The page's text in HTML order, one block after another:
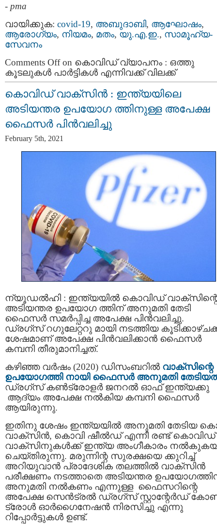
- pma
വായിക്കുക: covid-19, അബുദാബി, ആഘോഷം,
ആരോഗ്യം, നിയമം, മതം, യു.എ.ഇ., സാമൂഹ്യ-
സേവനം
Comments Offon കൊവിഡ് വ്യാപനം : ഒത്തു
കൂടലുകള്‍ പാര്‍ട്ടികള്‍ എന്നിവക്ക് വിലക്ക്
കൊവിഡ് വാക്‌സിൻ : ഇന്ത്യയിലെ
അടിയന്തര ഉപയോഗ ത്തിനുള്ള അപേക്ഷ
ഫൈസര്‍ പിന്‍വലിച്ചു
February 5th, 2021
ന്യൂഡല്‍ഹി : ഇന്ത്യയില്‍ കൊവിഡ്
അടിയന്തര ഉപയോഗ ത്തിന് അനുമതി തേടി
ഫൈസര്‍ സമര്‍പ്പിച്ച അപേക്ഷ പിന്‍വലിച്ചു.
ഡ്രഗ്സ് റഗുലേറ്ററു മായി നടത്തിയ
ശേഷമാണ് അപേക്ഷ പിന്‍വലിക്കാൻ ഫൈസർ
കമ്പനി തീരുമാനിച്ചത്.
കഴിഞ്ഞ വര്‍ഷം (2020) ഡിസംബറിൽ വാക്‌സിന്റെ
ഉപയോഗത്തി നായി ഫൈസര്‍ അനുമതി
ഡ്രഗ്‌സ് കണ്‍ട്രോളര്‍ ജനറല്‍ ഓഫ് ഇന്ത്യക്കു
ആദ്യം അപേക്ഷ നല്‍കിയ കമ്പനി ഫൈസർ
ആയിരുന്നു.
ഇതിനു ശേഷം ഇന്ത്യയില്‍ അനുമതി തേടിയ
വാക്‌സിന്‍, കൊവി ഷീല്‍ഡ് എന്നീ രണ്ട് കൊവിഡ്
വാക്‌സിനുകള്‍ക്ക് ഇന്ത്യ അംഗീകാരം
ചെയ്തിരുന്നു. മരുന്നിന്റ സുരക്ഷയെ ക്കുറിച്ച്
അറിയുവാന്‍ പ്രാദേശിക തലത്തില്‍ വാക്‌സിന്‍
പരീക്ഷണം നടത്താതെ അടിയന്തര
അനുമതി നല്‍കണം എന്നുള്ള ഫൈസറിന്റെ
അപേക്ഷ സെന്‍ട്രല്‍ ഡ്രഗ്‌സ് സ്റ്റാന്റേര്‍ഡ്
ട്രോള്‍ ഓര്‍ഗൈനേഷന്‍ നിരസിച്ചു എന്നു
റിപ്പോര്‍ട്ടുകള്‍ ഉണ്ട്.